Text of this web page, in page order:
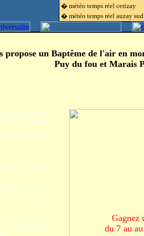
� météo temps réel cerizay
� météo temps réel auzay
propose un Baptême de l'airen
Puy du fou et Marais
l’air, survolez Le
bas, taquine
aller au gré du
son fils Thomas
de Cholet.
à 45 mn de la
à l'occasion d'un
également
Gagnez
du 7 au